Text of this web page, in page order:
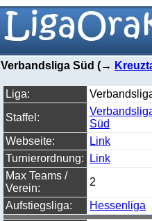
Verbandsliga Süd (→
Liga:
Staffel:
Süd
Webseite:
Link
Turnierordnung:
Link
Max Teams /
Verein:
2
Aufstiegsliga:
Hessenliga